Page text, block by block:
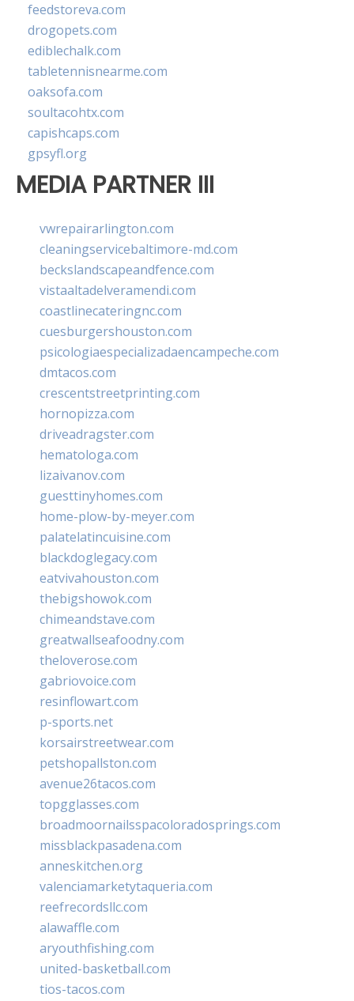
feedstoreva.com
drogopets.com
ediblechalk.com
tabletennisnearme.com
oaksofa.com
soultacohtx.com
capishcaps.com
gpsyfl.org
MEDIA PARTNER III
vwrepairarlington.com
cleaningservicebaltimore-md.com
beckslandscapeandfence.com
vistaaltadelveramendi.com
coastlinecateringnc.com
cuesburgershouston.com
psicologiaespecializadaencampeche.com
dmtacos.com
crescentstreetprinting.com
hornopizza.com
driveadragster.com
hematologa.com
lizaivanov.com
guesttinyhomes.com
home-plow-by-meyer.com
palatelatincuisine.com
blackdoglegacy.com
eatvivahouston.com
thebigshowok.com
chimeandstave.com
greatwallseafoodny.com
theloverose.com
gabriovoice.com
resinflowart.com
p-sports.net
korsairstreetwear.com
petshopallston.com
avenue26tacos.com
topgglasses.com
broadmoornailsspacoloradosprings.com
missblackpasadena.com
anneskitchen.org
valenciamarketytaqueria.com
reefrecordsllc.com
alawaffle.com
aryouthfishing.com
united-basketball.com
tios-tacos.com